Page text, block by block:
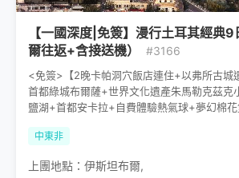
【一國深度|免簽】漫行土耳其經典
爾往返+含接送機）
#3166
<免簽>【2晚卡帕洞穴飯店連住+以弗所古城
首都綠城布爾薩+世界文化遺產朱馬勒克茲克
鹽湖+首都安卡拉+自費體驗熱氣球+夢幻棉花
中東非
上團地點： 伊斯坦布爾,